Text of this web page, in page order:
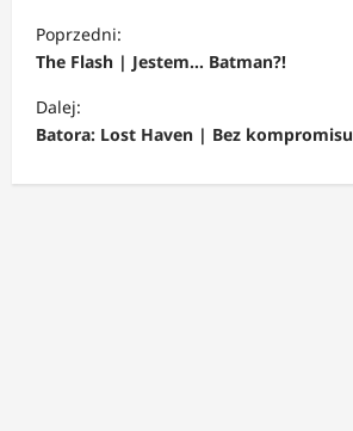
o
a
Poprzedni:
The Flash | Jestem… Batman?!
Dalej:
Batora: Lost Haven | Bez kompromisu